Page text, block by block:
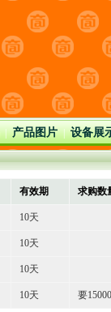
| 产品图片 | 设备展
有效期 求购数
10天
10天
10天
10天 要